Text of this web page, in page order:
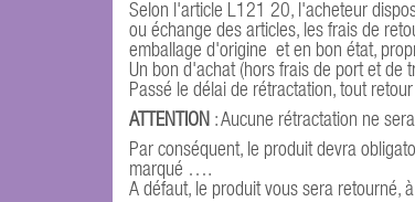
Selon l'article L121 20, l'acheteur
ou échange des articles, les frais de
emballage d'origine et en bon état,
Un bon d'achat (hors frais de port et de
Passé le délai de rétractation, tout
ATTENTION : Aucune rétractation ne
Par conséquent, le produit devra
marqué ….
A défaut, le produit vous sera retourné,